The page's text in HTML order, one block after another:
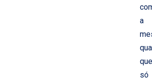
a
que
só